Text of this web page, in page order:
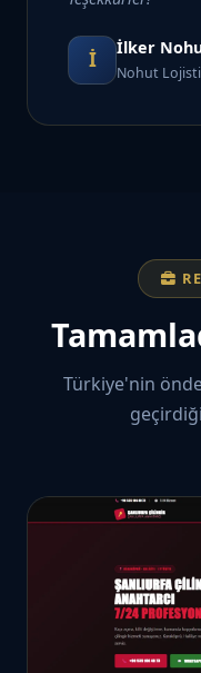
İ İlker
Nohut
Türkiye'nin